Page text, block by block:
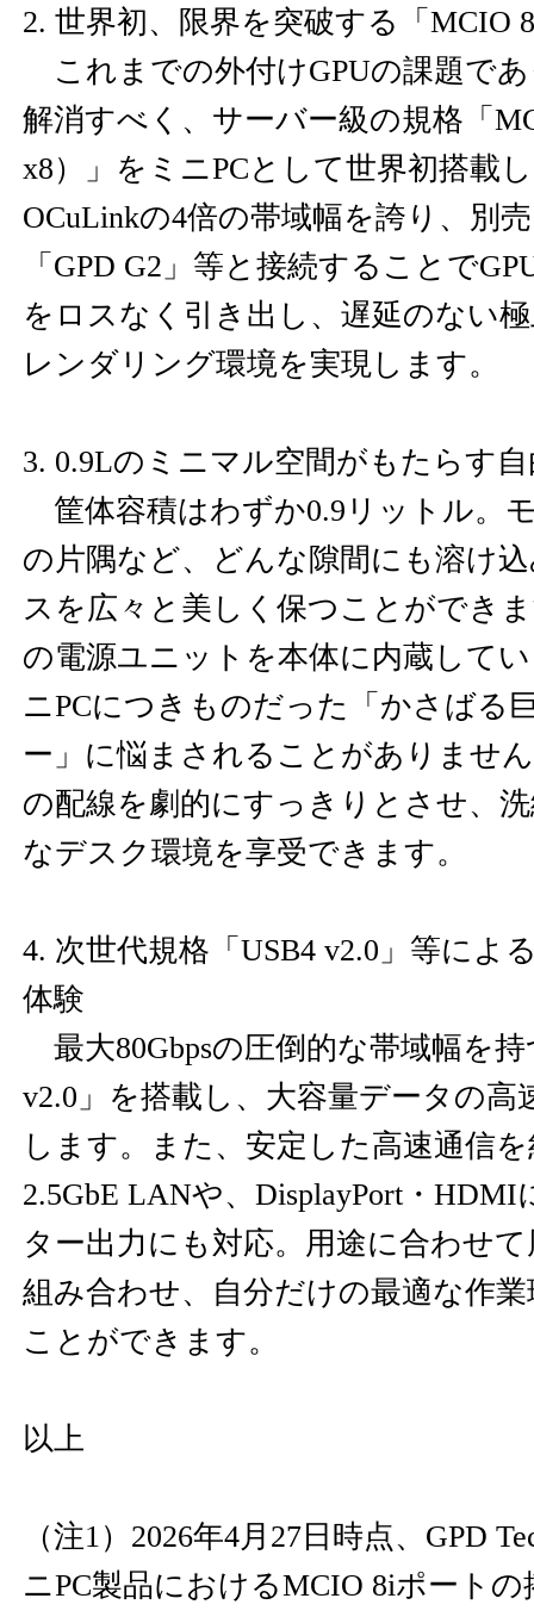
2. 世界初、限界を突破する「MCIO
これまでの外付けGPUの課題で
解消すべく、サーバー級の規格「
x8）」をミニPCとして世界初搭載
OCuLinkの4倍の帯域幅を誇り、別
「GPD G2」等と接続することで
をロスなく引き出し、遅延のない
レンダリング環境を実現します。
3. 0.9Lのミニマル空間がもたらす
筐体容積はわずか0.9リットル。
の片隅など、どんな隙間にも溶け
スを広々と美しく保つことができ
の電源ユニットを本体に内蔵して
ニPCにつきものだった「かさばる
ー」に悩まされることがありませ
の配線を劇的にすっきりとさせ、
なデスク環境を享受できます。
4. 次世代規格「USB4 v2.0」等によ
体験
最大80Gbpsの圧倒的な帯域幅を持
v2.0」を搭載し、大容量データの高
します。また、安定した高速通信
2.5GbE LANや、DisplayPort・
ター出力にも対応。用途に合わせ
組み合わせ、自分だけの最適な作
ことができます。
以上
（注1）2026年4月27日時点、GPD
ニPC製品におけるMCIO 8iポート